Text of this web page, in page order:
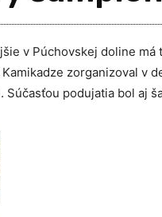
v Púchovskej doline
zorganizoval v
Súčasťou podujatia bol aj